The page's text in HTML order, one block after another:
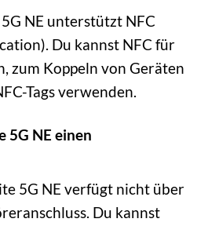
NE unterstützt NFC
Du kannst NFC für
zum Koppeln von Geräten
Tags verwenden.
5G NE einen
5G NE verfügt nicht über
Du kannst